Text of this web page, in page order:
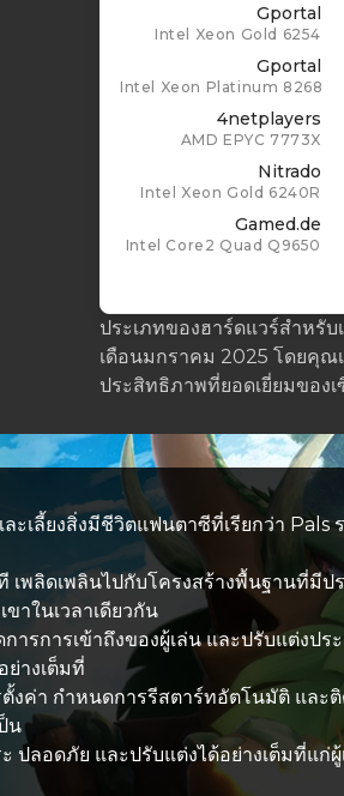
Gportal
Intel Xeon Gold 6254
Gportal
Intel Xeon Platinum 8268
4netplayers
AMD EPYC 7773X
Nitrado
Intel Xeon Gold 6240R
Gamed.de
Intel Core2 Quad Q9650
ประเภทของฮาร์ดแวร์สำหรับ
เดือนมกราคม 2025 โดยคุ
ประสิทธิภาพที่ยอดเยี่ยมของเ
เลี้ยงสิ่งมีชีวิตแฟนตาซีที่เรียกว่า
พลิดเพลินไปกับโครงสร้างพื้นฐานที่มี
าในเวลาเดียวกัน
รการเข้าถึงของผู้เล่น และปรับแต่ง
างเต็มที่
งค่า กำหนดการรีสตาร์ทอัตโนมัติ และ
น
ลอดภัย และปรับแต่งได้อย่างเต็มที่แ